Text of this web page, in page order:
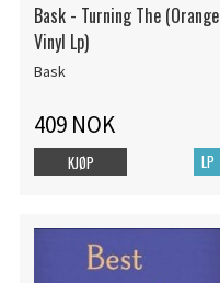
Bask - Turning The (Orange
Vinyl Lp)
Bask
409 NOK
LP
KJØP